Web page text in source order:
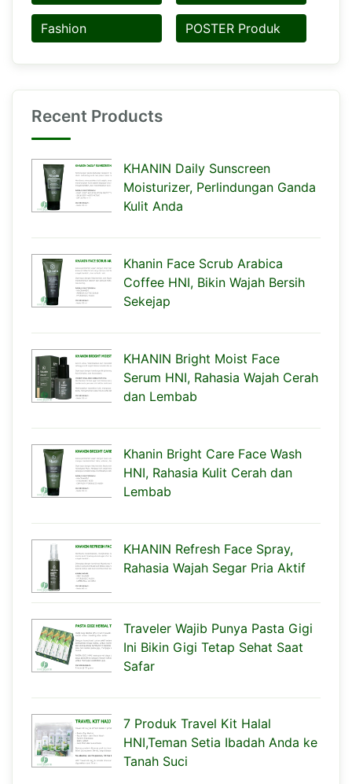
Fashion POSTER Produk
Recent Products
KHANIN Daily Sunscreen
Moisturizer, Perlindungan Ganda
Kulit Anda
Khanin Face Scrub Arabica
Coffee HNI, Bikin Wajah Bersih
Sekejap
KHANIN Bright Moist Face
Serum HNI, Rahasia Wajah Cerah
dan Lembab
Khanin Bright Care Face Wash
HNI, Rahasia Kulit Cerah dan
Lembab
KHANIN Refresh Face Spray,
Rahasia Wajah Segar Pria Aktif
Traveler Wajib Punya Pasta Gigi
Ini Bikin Gigi Tetap Sehat Saat
Safar
7 Produk Travel Kit Halal
HNI,Teman Setia Ibadah Anda ke
Tanah Suci